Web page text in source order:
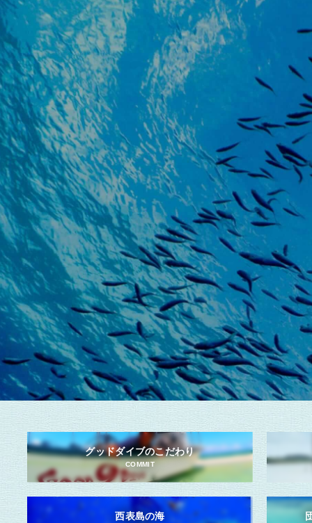
グッドダイブのこだわり
COMMIT
西表島の海